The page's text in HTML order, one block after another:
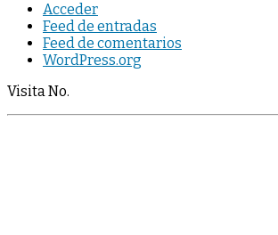
Acceder
Feed de entradas
Feed de comentarios
WordPress.org
Visita No.